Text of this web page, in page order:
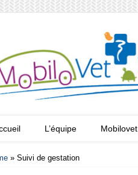
L’équipe Mobilovet
» Suivi de gestation